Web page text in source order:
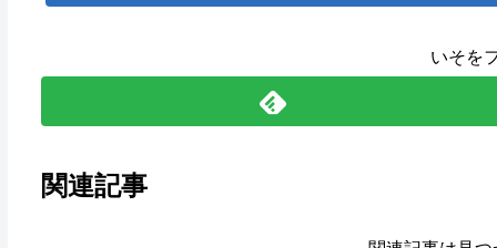
いそを
関連記事